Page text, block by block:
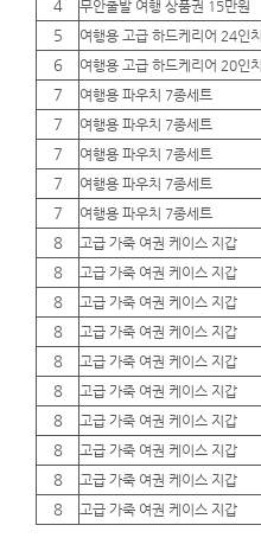
4
무안출발 여행 상품권 15만원
5
여행용 고급 하드케리어 24인치
6
여행용 고급 하드케리어 20인치
7
여행용 파우치 7종세트
7
여행용 파우치 7종세트
7
여행용 파우치 7종세트
7
여행용 파우치 7종세트
7
여행용 파우치 7종세트
8
고급 가죽 여권 케이스 지갑
8
고급 가죽 여권 케이스 지갑
8
고급 가죽 여권 케이스 지갑
8
고급 가죽 여권 케이스 지갑
8
고급 가죽 여권 케이스 지갑
8
고급 가죽 여권 케이스 지갑
8
고급 가죽 여권 케이스 지갑
8
고급 가죽 여권 케이스 지갑
8
고급 가죽 여권 케이스 지갑
8
고급 가죽 여권 케이스 지갑